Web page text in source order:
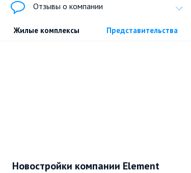
Отзывы о компании
Жилые комплексы Представительства
Новостройки компании Element